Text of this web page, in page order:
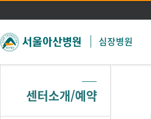
주메뉴 바로가기
본문 바로가기
심장병원
센터소개/예약